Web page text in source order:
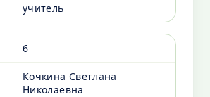
учитель
6
Кочкина Светлана
Николаевна